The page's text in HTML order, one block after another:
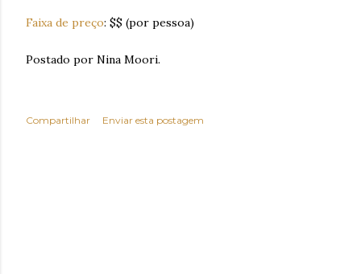
Faixa de preço: $$ (por pessoa)
Postado por Nina Moori.
Compartilhar Enviar esta postagem